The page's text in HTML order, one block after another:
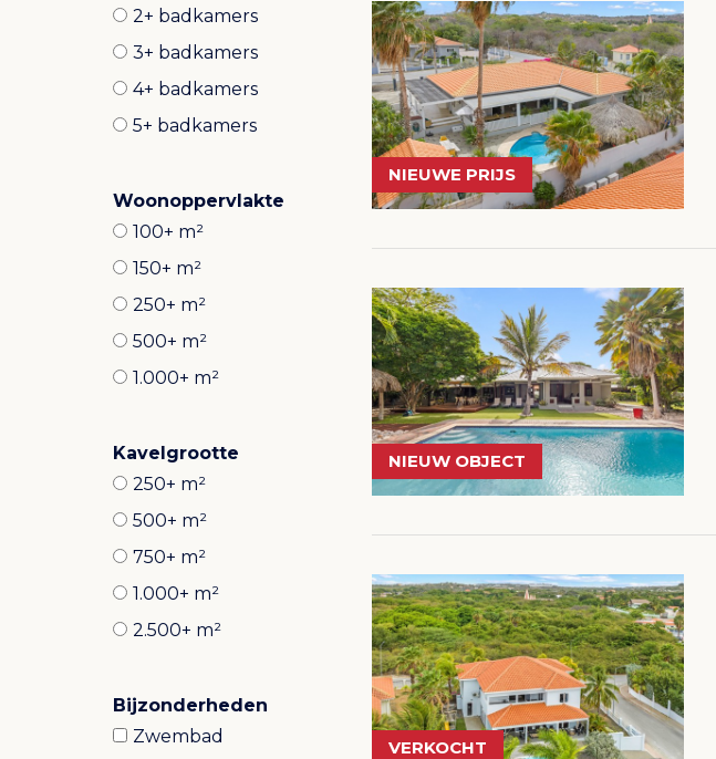
2+ badkamers
3+ badkamers
4+ badkamers
5+ badkamers
Woonoppervlakte
100+ m²
150+ m²
250+ m²
500+ m²
1.000+ m²
Kavelgrootte
250+ m²
500+ m²
750+ m²
1.000+ m²
2.500+ m²
Bijzonderheden
Zwembad
NIEUWE PRIJS
NIEUW OBJECT
VERKOCHT